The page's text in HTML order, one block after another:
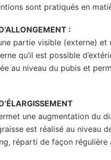
sont pratiqués en
:
partie visible (externe) et
qu’il est possible
au niveau du pubis et
une augmentation du
est réalisé au niveau
réparti de façon